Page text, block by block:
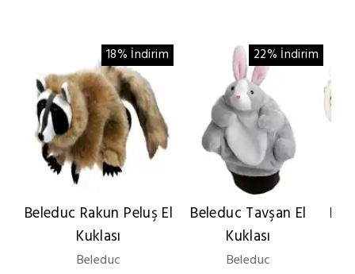
18% İndirim
Beleduc Rakun Peluş El
Kuklası
Beleduc
22% İndirim
Beleduc Tavşan El
Kuklası
Beleduc